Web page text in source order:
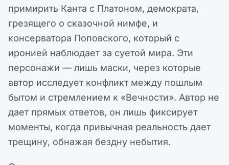
примирить Канта с Платоном, демократа,
грезящего о сказочной нимфе, и
консерватора Поповского, который с
иронией наблюдает за суетой мира. Эти
персонажи — лишь маски, через которые
автор исследует конфликт между пошлым
бытом и стремлением к «Вечности». Автор не
дает прямых ответов, он лишь фиксирует
моменты, когда привычная реальность дает
трещину, обнажая бездну небытия.